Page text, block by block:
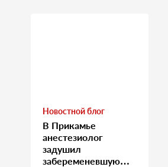
Новостной блог
В Прикамье
анестезиолог
задушил
забеременевшую